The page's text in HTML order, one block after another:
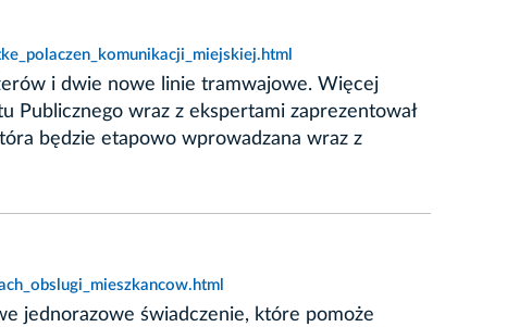
i dwie nowe linie tramwajowe. Więcej
Publicznego wraz z ekspertami zaprezentował
będzie etapowo wprowadzana wraz z
jednorazowe świadczenie, które pomoże